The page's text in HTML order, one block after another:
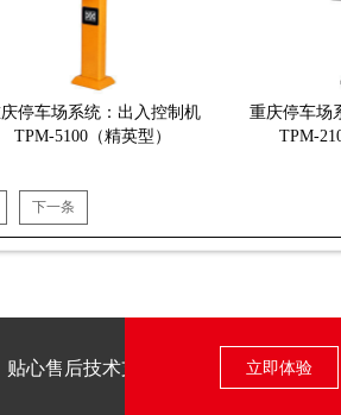
停车场系统：出入控制机
TPM-5100（精英型）
重庆停车场
TPM-
下一条
贴心售后技术支持 立即体验